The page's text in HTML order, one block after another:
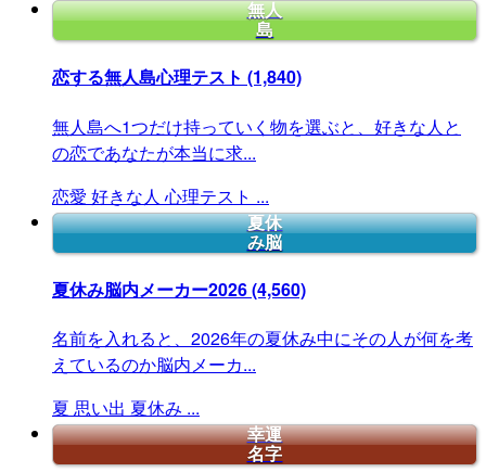
無人
島
恋する無人島心理テスト (1,840)
無人島へ1つだけ持っていく物を選ぶと、好きな人と
の恋であなたが本当に求...
恋愛 好きな人 心理テスト ...
夏休
み脳
夏休み脳内メーカー2026(4,560)
名前を入れると、2026年の夏休み中にその人が何を考
えているのか脳内メーカ...
夏 思い出 夏休み ...
幸運
名字